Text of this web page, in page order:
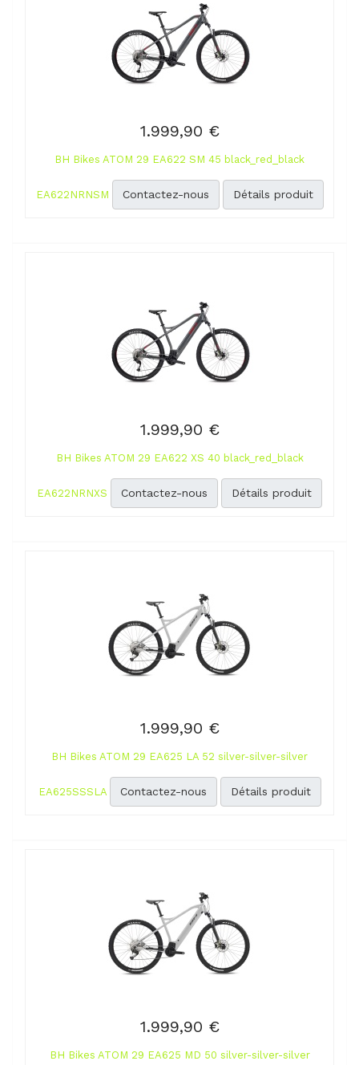
1.999,90 €
BH Bikes ATOM 29 EA622 SM 45 black_red_black
EA622NRNSM Contactez-nous Détails produit
1.999,90 €
BH Bikes ATOM 29 EA622 XS 40 black_red_black
EA622NRNXS Contactez-nous Détails produit
1.999,90 €
BH Bikes ATOM 29 EA625 LA 52 silver-silver-silver
EA625SSSLA Contactez-nous Détails produit
1.999,90 €
BH Bikes ATOM 29 EA625 MD 50 silver-silver-silver